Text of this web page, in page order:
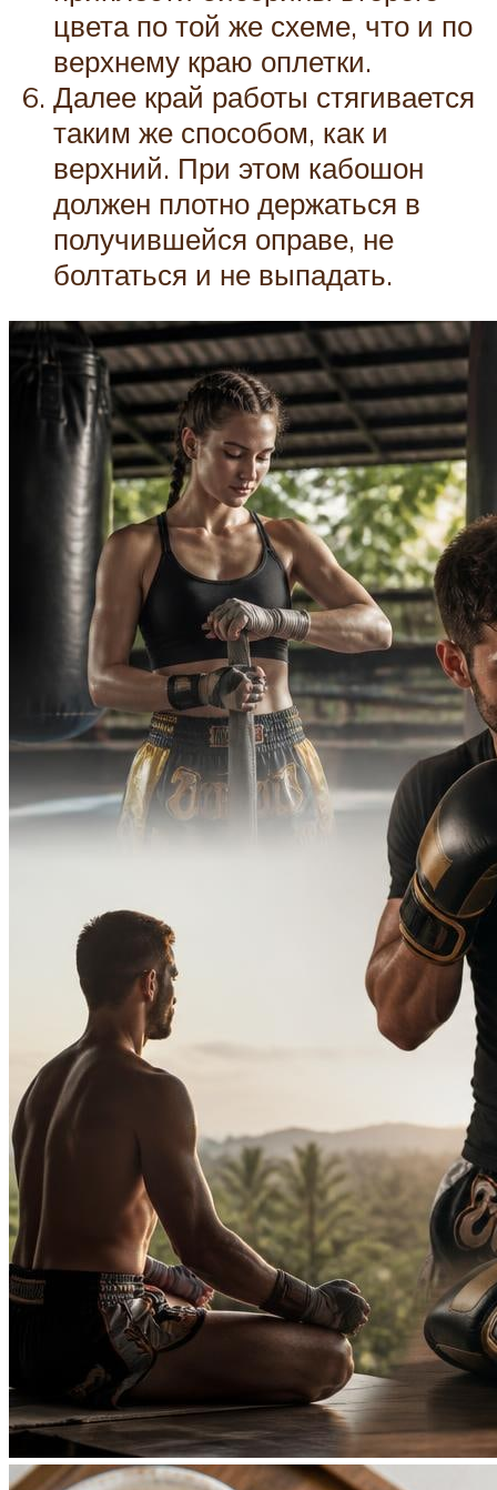
цвета по той же схеме, что и по
верхнему краю оплетки.
Далее край работы стягивается
таким же способом, как и
верхний. При этом кабошон
должен плотно держаться в
получившейся оправе, не
болтаться и не выпадать.